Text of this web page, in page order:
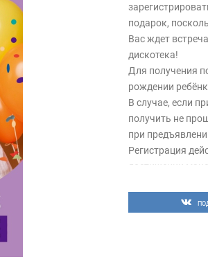
подарок,
Вас ждет
дискотека!
Для получения
рождении
В случае, если
получить не
при
Регистрация
достижении